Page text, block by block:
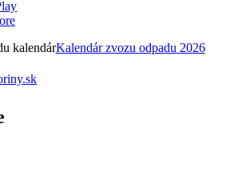
Kalendár zvozu odpadu 2026